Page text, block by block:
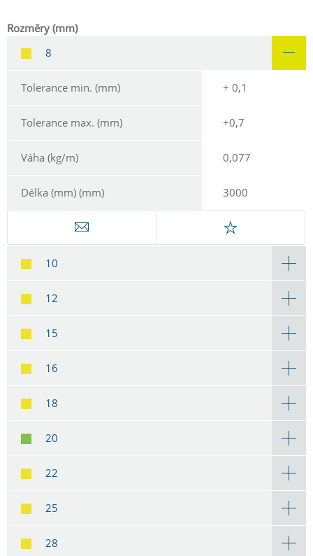
Rozměry (mm)
8
Tolerance min. (mm) + 0,1
Tolerance max. (mm) +0,7
Váha (kg/m) 0,077
Délka (mm) (mm) 3000
10
12
15
16
18
20
22
25
28